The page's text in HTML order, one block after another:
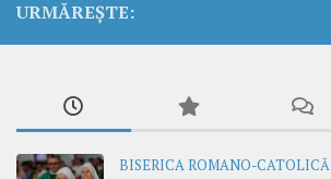
URMĂREȘTE:
BISERICA ROMANO-CATOLICĂ